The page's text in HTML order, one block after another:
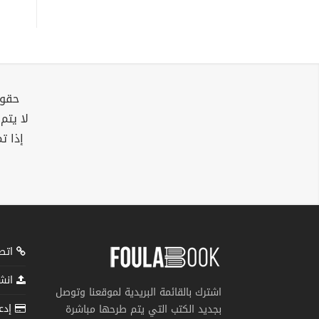
لا
إذا
اشترك بالقائمة البريدية لموقعنا وتوصل
بجديد الكتب التي يتم طرحها مباشرة